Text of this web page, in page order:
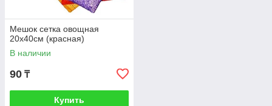
Мешок сетка овощная
20х40см (красная)
В наличии
90 ₸
Купить